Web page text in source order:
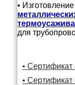
•
для
• Сертификат
• Сертификат